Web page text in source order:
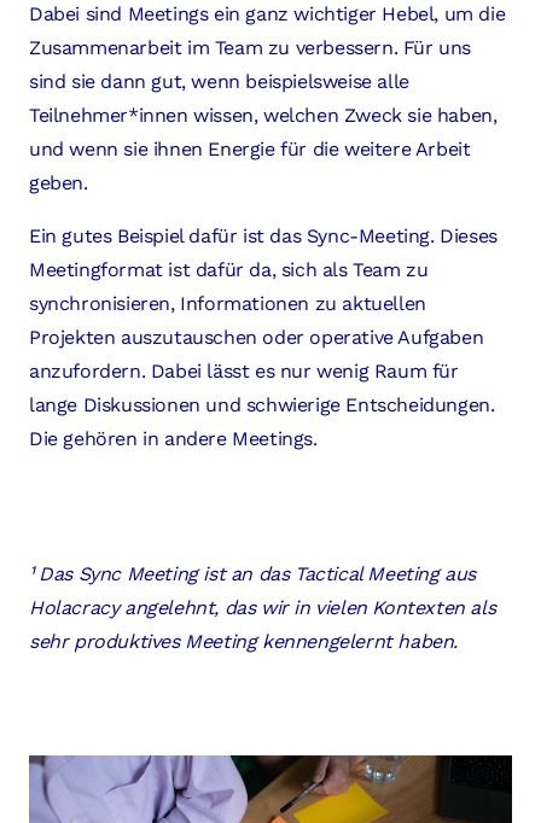
Dabei sind Meetings ein ganz wichtiger Hebel, um die
Zusammenarbeit im Team zu verbessern. Für uns
sind sie dann gut, wenn beispielsweise alle
Teilnehmer*innen wissen, welchen Zweck sie haben,
und wenn sie ihnen Energie für die weitere Arbeit
geben.
Ein gutes Beispiel dafür ist das Sync-Meeting. Dieses
Meetingformat ist dafür da, sich als Team zu
synchronisieren, Informationen zu aktuellen
Projekten auszutauschen oder operative Aufgaben
anzufordern. Dabei lässt es nur wenig Raum für
lange Diskussionen und schwierige Entscheidungen.
Die gehören in andere Meetings.
¹ Das Sync Meeting ist an das Tactical Meeting aus
Holacracy angelehnt, das wir in vielen Kontexten als
sehr produktives Meeting kennengelernt haben.